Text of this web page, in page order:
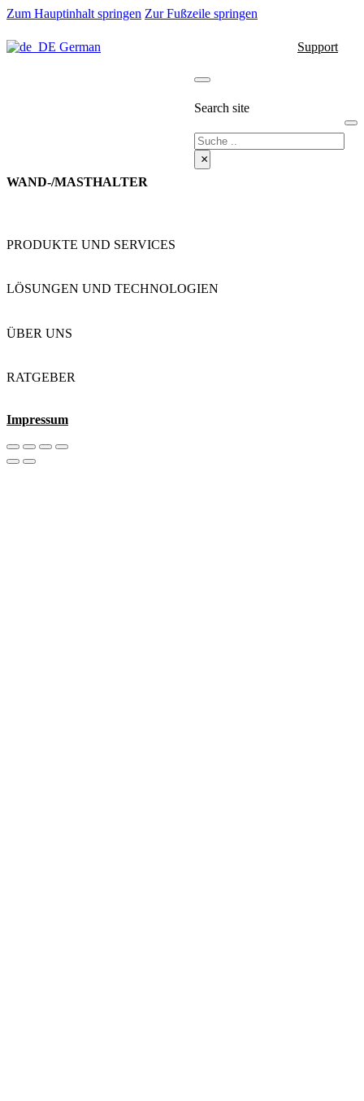
Zum Hauptinhalt springen Zur Fußzeile springen
German Support
Search site
Suche
×
WAND-/MASTHALTER
PRODUKTE UND SERVICES
LÖSUNGEN UND TECHNOLOGIEN
ÜBER UNS
RATGEBER
Impressum